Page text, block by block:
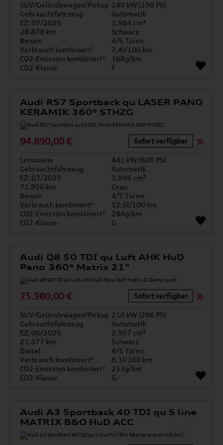
SUV/Geländewagen/Pickup 140 kW (190 PS)
Gebrauchtfahrzeug
Automatik
EZ: 07/2025
1.984 cm³
28.878 km
Schwarz
Benzin
4/5 Türen
Verbrauch kombiniert¹
7.4l/100 km
CO2-Emission kombiniert¹
168g/km
CO2-Klasse
F
Audi RS7 Sportback qu LASER PANO
KERAMIK 360° STHZG
94.890,00 € Sofort verfügbar
Limousine
441 kW (600 PS)
Gebrauchtfahrzeug
Automatik
EZ: 07/2023
3.996 cm³
71.956 km
Grau
Benzin
4/5 Türen
Verbrauch kombiniert¹
12.5l/100 km
CO2-Emission kombiniert¹
284g/km
CO2-Klasse
G
Audi Q8 50 TDI qu Luft AHK HuD
Pano 360° Matrix 21"
75.980,00 € Sofort verfügbar
SUV/Geländewagen/Pickup 210 kW (286 PS)
Gebrauchtfahrzeug
Automatik
EZ: 06/2025
2.967 cm³
21.377 km
Schwarz
Diesel
4/5 Türen
Verbrauch kombiniert¹
8.1l/100 km
CO2-Emission kombiniert¹
213g/km
CO2-Klasse
G
Audi A3 Sportback 40 TDI qu S line
MATRIX B&O HuD ACC